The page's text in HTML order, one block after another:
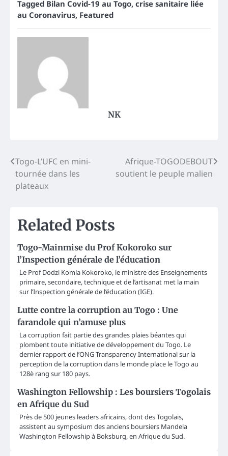
Tagged Bilan Covid-19 au Togo, crise sanitaire liée
au Coronavirus, Featured
NK
Post
navigation
Togo-L’UFC en mini-
tournée dans les
plateaux
Afrique-TOGODEBOUT
soutient le peuple malien
Related Posts
Togo-Mainmise du Prof Kokoroko sur
l’Inspection générale de l’éducation
Le Prof Dodzi Komla Kokoroko, le ministre des Enseignements
primaire, secondaire, technique et de l’artisanat met la main
sur l’Inspection générale de l’éducation (IGE).
Lutte contre la corruption au Togo : Une
farandole qui n’amuse plus
La corruption fait partie des grandes plaies béantes qui
plombent toute initiative de développement du Togo. Le
dernier rapport de l’ONG Transparency International sur la
perception de la corruption dans le monde place le Togo au
128è rang sur 180 pays.
Washington Fellowship : Les boursiers Togolais
en Afrique du Sud
Près de 500 jeunes leaders africains, dont des Togolais,
assistent au symposium des anciens boursiers Mandela
Washington Fellowship à Boksburg, en Afrique du Sud.